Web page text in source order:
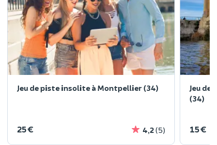
Jeu de piste insolite à Montpellier (34)
25 € 4,2(5)
Jeu de
(34)
15 €